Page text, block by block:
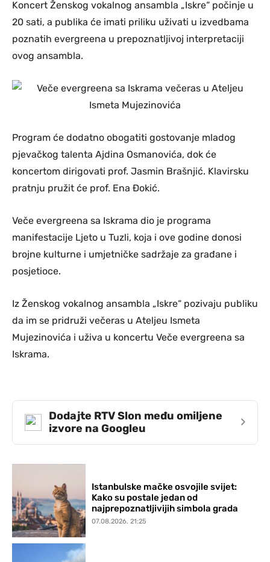
Koncert Ženskog vokalnog ansambla „Iskre“ počinje u
20 sati, a publika će imati priliku uživati u izvedbama
poznatih evergreena u prepoznatljivoj interpretaciji
ovog ansambla.
Program će dodatno obogatiti gostovanje mladog
pjevačkog talenta Ajdina Osmanovića, dok će
koncertom dirigovati prof. Jasmin Brašnjić. Klavirsku
pratnju pružit će prof. Ena Đokić.
Veče evergreena sa Iskrama dio je programa
manifestacije Ljeto u Tuzli, koja i ove godine donosi
brojne kulturne i umjetničke sadržaje za građane i
posjetioce.
Iz Ženskog vokalnog ansambla „Iskre“ pozivaju publiku
da im se pridruži večeras u Ateljeu Ismeta
Mujezinovića i uživa u koncertu Veče evergreena sa
Iskrama.
Dodajte RTV Slon među omiljene
izvore na Googleu
›
Istanbulske mačke osvojile svijet:
Kako su postale jedan od
najprepoznatljivijih simbola grada
07.08.2026. 21:25